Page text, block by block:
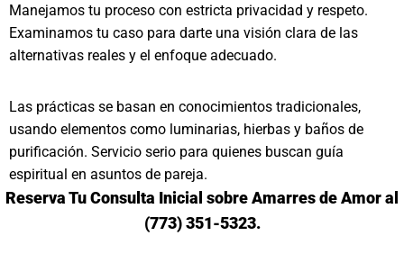
Manejamos tu proceso con estricta privacidad y respeto.
Examinamos tu caso para darte una visión clara de las
alternativas reales y el enfoque adecuado.
Las prácticas se basan en conocimientos tradicionales,
usando elementos como luminarias, hierbas y baños de
purificación. Servicio serio para quienes buscan guía
espiritual en asuntos de pareja.
Reserva Tu Consulta Inicial sobre Amarres de Amor al
(773) 351-5323.